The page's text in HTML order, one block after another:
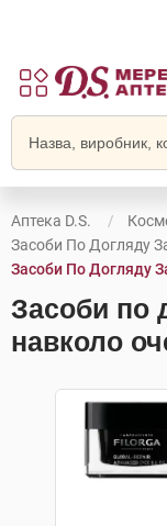
Аптека D.S.
Засоби По Догляду
Засоби По Догляду
Засоби по
навколо